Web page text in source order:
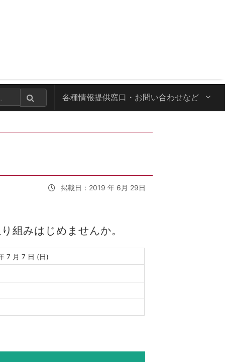
各種情報提供窓口・ お問い合わせなど
掲載日：2019 年 6月 29日
組みはじめませんか。
7 月 7 日 (日)